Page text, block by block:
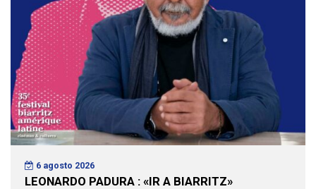
6 agosto 2026
LEONARDO PADURA : «IR A BIARRITZ»